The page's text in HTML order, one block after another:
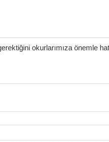
okurlarımıza önemle